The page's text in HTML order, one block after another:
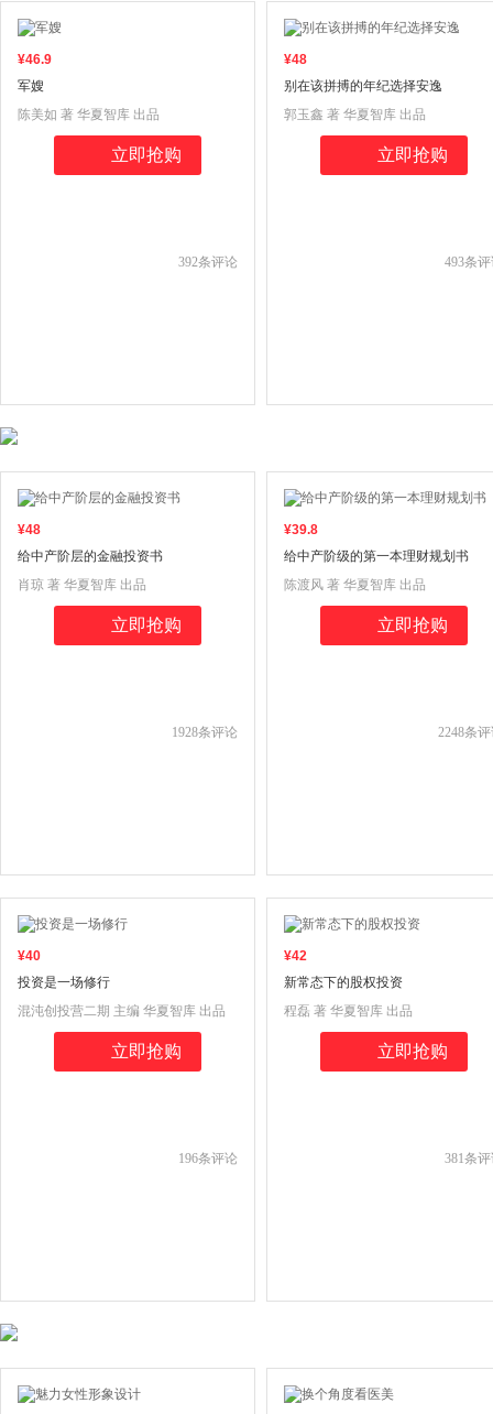
¥46.9
军嫂
392条评论
陈美如 著 华夏智库 出品
立即抢购
¥48
别在该拼搏的年纪选择安逸
493条
郭玉鑫 著 华夏智库 出品
立即抢购
¥48
给中产阶层的金融投资书
1928条评论
肖琼 著 华夏智库 出品
立即抢购
¥39.8
给中产阶级的第一本理财规划书
2248条
陈渡风 著 华夏智库 出品
立即抢购
¥40
投资是一场修行
196条评论
混沌创投营二期 主编 华夏智库 出品
立即抢购
¥42
新常态下的股权投资
381条
程磊 著 华夏智库 出品
立即抢购